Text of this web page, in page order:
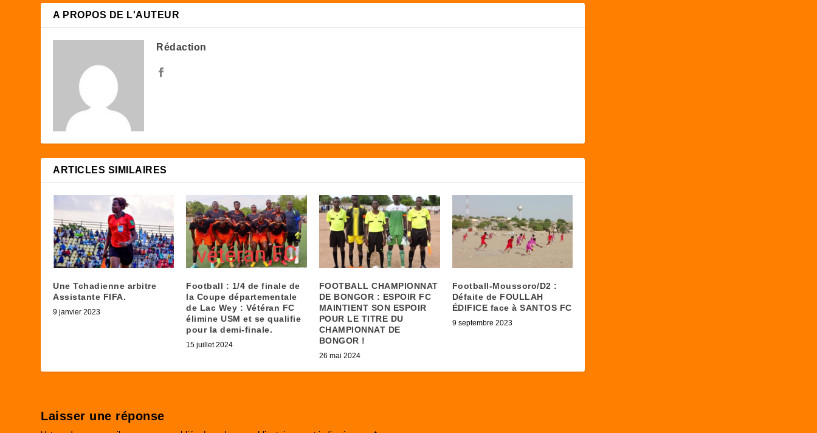
A PROPOS DE L'AUTEUR
Rédaction
ARTICLES SIMILAIRES
Une Tchadienne arbitre
Assistante FIFA.
9 janvier 2023
Football : 1/4 de finale de
la Coupe départementale
de Lac Wey : Vétéran FC
élimine USM et se qualifie
pour la demi-finale.
15 juillet 2024
FOOTBALL CHAMPIONNAT
DE BONGOR : ESPOIR FC
MAINTIENT SON ESPOIR
POUR LE TITRE DU
CHAMPIONNAT DE
BONGOR !
26 mai 2024
Football-Moussoro/D2 :
Défaite de FOULLAH
ÉDIFICE face à SANTOS FC
9 septembre 2023
Laisser une réponse